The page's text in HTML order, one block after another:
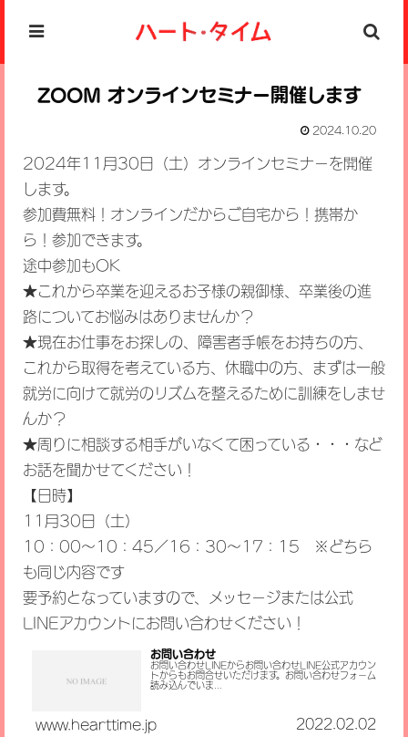
ZOOM オンラインセミナー開催します
2024.10.20
2024年11月30日（土）オンラインセミナーを開催
します。
参加費無料！オンラインだからご自宅から！携帯か
ら！参加できます。
途中参加もOK
★これから卒業を迎えるお子様の親御様、卒業後の進
路についてお悩みはありませんか？
★現在お仕事をお探しの、障害者手帳をお持ちの方、
これから取得を考えている方、休職中の方、まずは一般
就労に向けて就労のリズムを整えるために訓練をしませ
んか？
★周りに相談する相手がいなくて困っている・・・など
お話を聞かせてください！
【日時】
11月30日（土）
10：00～10：45／16：30～17：15 ※どちら
も同じ内容です
要予約となっていますので、メッセージまたは公式
LINEアカウントにお問い合わせください！
お問い合わせ
お問い合わせLINEからお問い合わせLINE公式アカウン
トからもお問合せいただけます。お問い合わせフォーム
読み込んでいま...
www.hearttime.jp 2022.02.02